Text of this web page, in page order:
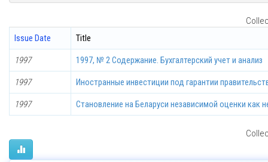
Issue Date
Title
1997 1997, № 2 Содержание. Бухгалтерский учет и анализ
1997 Иностранные инвестиции под гарантии
1997 Становление на Беларуси независимой оценки как